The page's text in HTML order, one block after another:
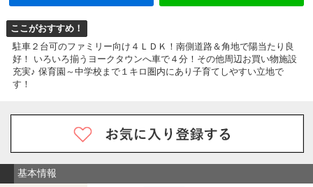
ここがおすすめ！
駐車２台可のファミリー向け４ＬＤＫ！南側道路＆角地で陽当たり良
好！ いろいろ揃うヨークタウンへ車で４分！その他周辺お買い物施設
充実♪ 保育園～中学校まで１キロ圏内にあり子育てしやすい立地で
す！
基本情報